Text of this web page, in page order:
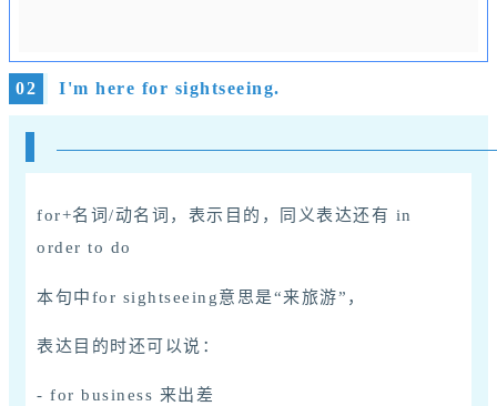
02 I'm here for sightseeing.
for+名词/动名词，表示目的，同义表达还有 in
order to do
本句中for sightseeing意思是“来旅游”，
表达目的时还可以说：
- for business 来出差